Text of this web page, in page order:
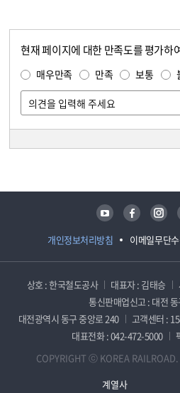
현재 페이지에 대한 만족도를 평가하
매우만족 만족 보통
개인정보처리방침 이메일무단
유튜브 페이스북 인스타그램
상호 : 한국철도공사 대표자 : 김태승
통신판매업신고 : 대전
대전광역시 동구 중앙로 240
고객센터 :
대표전화 : 042-472-5000
COPYRIGHT ⓒ KOREA
계열사